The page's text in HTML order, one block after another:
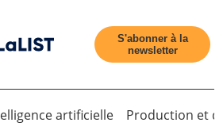
S'abonner à la
newsletter
artificielle Production et